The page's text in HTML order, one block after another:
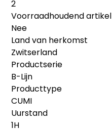
2
Voorraadhoudend artikel
Nee
Land van herkomst
Zwitserland
Productserie
B-Lijn
Producttype
CUMI
Uurstand
1H